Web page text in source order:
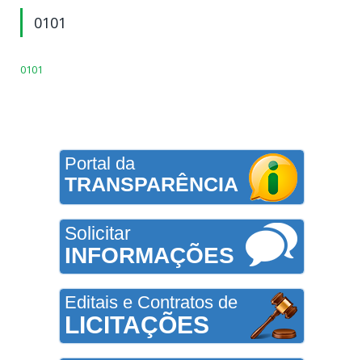
0101
0101
Portal da
TRANSPARÊNCIA
Solicitar
INFORMAÇÕES
Editais e Contratos de
LICITAÇÕES